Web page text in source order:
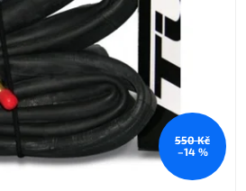
550 Kč
–14 %